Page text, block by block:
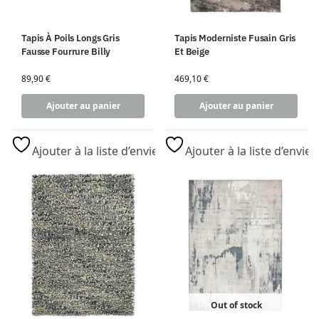
Tapis À Poils Longs Gris
Fausse Fourrure Billy
89,90€
Ajouter au panier
Ajouter à la liste d’envies
Tapis Moderniste Fusain Gris
Et Beige
469,10€
Ajouter au panier
Ajouter à la liste d’envies
Out of stock